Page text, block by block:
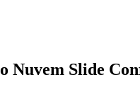
Nuvem Slide